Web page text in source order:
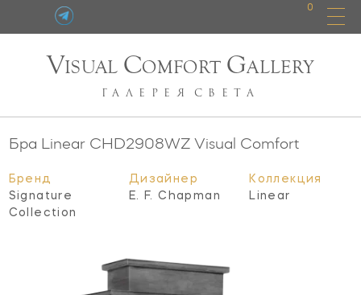
0
VISUAL COMFORT GALLERY
ГАЛЕРЕЯ СВЕТА
Бра Linear CHD2908WZVisual Comfort
Бренд
Signature
Collection
Дизайнер
E. F. Chapman
Коллекция
Linear